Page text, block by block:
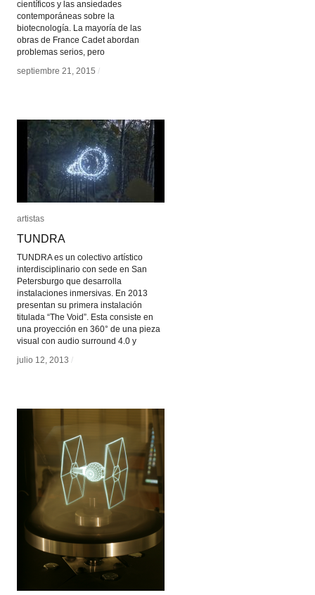
científicos y las ansiedades
contemporáneas sobre la
biotecnología. La mayoría de las
obras de France Cadet abordan
problemas serios, pero
septiembre 21, 2015 /
septiembre 21, 2015 /
artistas
TUNDRA
TUNDRA es un colectivo artístico
interdisciplinario con sede en San
Petersburgo que desarrolla
instalaciones inmersivas. En 2013
presentan su primera instalación
titulada “The Void”. Esta consiste en
una proyección en 360° de una pieza
visual con audio surround 4.0 y
julio 12, 2013 /
artistas
TUNDRA
julio 12, 2013 /